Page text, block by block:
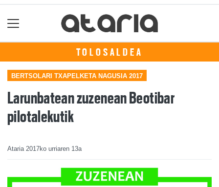
TOLOSALDEA
BERTSOLARI TXAPELKETA NAGUSIA 2017
Larunbatean zuzenean Beotibar
pilotalekutik
Ataria 2017ko urriaren 13a